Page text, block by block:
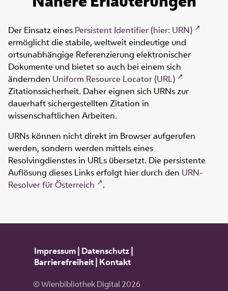
Der Einsatz eines Persistent Identifier (hier: URN)
ermöglicht die stabile, weltweit eindeutige und
ortsunabhängige Referenzierung elektronischer
Dokumente und bietet so auch bei einem sich
ändernden Uniform Resource Locator (URL)
Zitationssicherheit. Daher eignen sich URNs zur
dauerhaft sichergestellten Zitation in
wissenschaftlichen Arbeiten.
URNs können nicht direkt im Browser aufgerufen
werden, sondern werden mittels eines
Resolvingdienstes in URLs übersetzt. Die persistente
Auflösung dieses Links erfolgt hier durch den URN-
Resolver für Österreich
.
Impressum| Datenschutz|
Barrierefreiheit| Kontakt
© Wienbibliothek Digital 2026